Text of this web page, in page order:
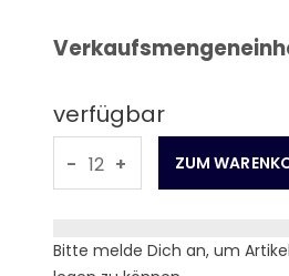
verfügbar
- +
Bitte melde Dich an, um